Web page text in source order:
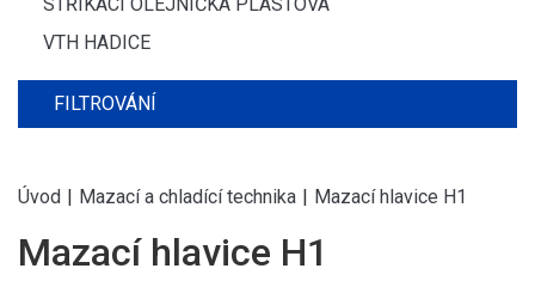
VTH HADICE
FILTROVÁNÍ
Úvod | Mazací a chladící technika | Mazací hlavice H1
Mazací hlavice H1